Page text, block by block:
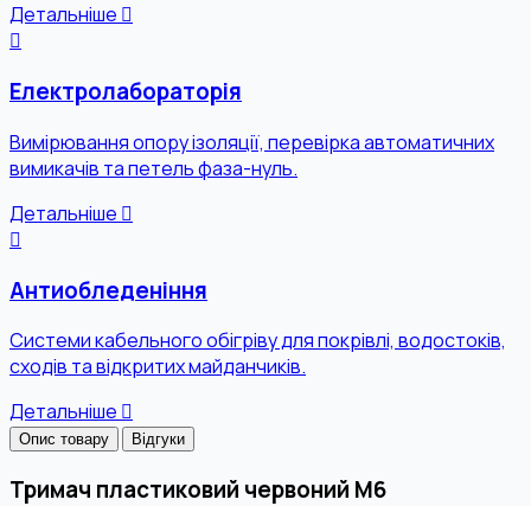
Детальніше
Електролабораторія
Вимірювання опору ізоляції, перевірка автоматичних
вимикачів та петель фаза-нуль.
Детальніше
Антиобледеніння
Системи кабельного обігріву для покрівлі, водостоків,
сходів та відкритих майданчиків.
Детальніше
Опис товару Відгуки
Тримач пластиковий червоний М6